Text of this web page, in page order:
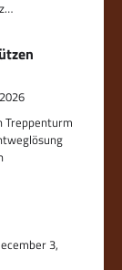
Treppenturm
3,